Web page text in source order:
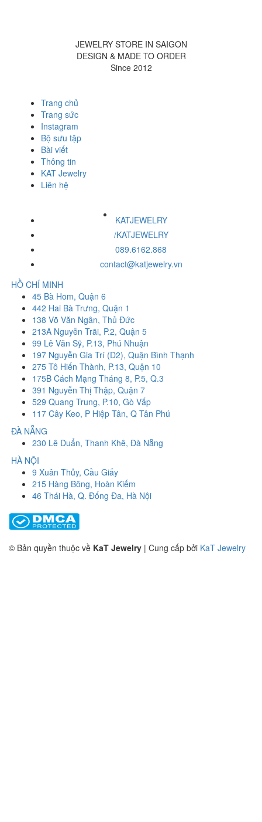
JEWELRY STORE IN SAIGON
DESIGN & MADE TO ORDER
Since 2012
Trang chủ
Trang sức
Instagram
Bộ sưu tập
Bài viết
Thông tin
KAT Jewelry
Liên hệ
KATJEWELRY
/KATJEWELRY
089.6162.868
contact@katjewelry.vn
HỒ CHÍ MINH
45 Bà Hom, Quận 6
442 Hai Bà Trưng, Quận 1
138 Võ Văn Ngân, Thủ Đức
213A Nguyễn Trãi, P.2, Quận 5
99 Lê Văn Sỹ, P.13, Phú Nhuận
197 Nguyễn Gia Trí (D2), Quận Bình Thạnh
275 Tô Hiến Thành, P.13, Quận 10
175B Cách Mạng Tháng 8, P.5, Q.3
391 Nguyễn Thị Thập, Quận 7
529 Quang Trung, P.10, Gò Vấp
117 Cây Keo, P Hiệp Tân, Q Tân Phú
ĐÀ NẴNG
230 Lê Duẩn, Thanh Khê, Đà Nẵng
HÀ NỘI
9 Xuân Thủy, Cầu Giấy
215 Hàng Bông, Hoàn Kiếm
46 Thái Hà, Q. Đống Đa, Hà Nội
© Bản quyền thuộc về KaT Jewelry | Cung cấp bởi KaT Jewelry